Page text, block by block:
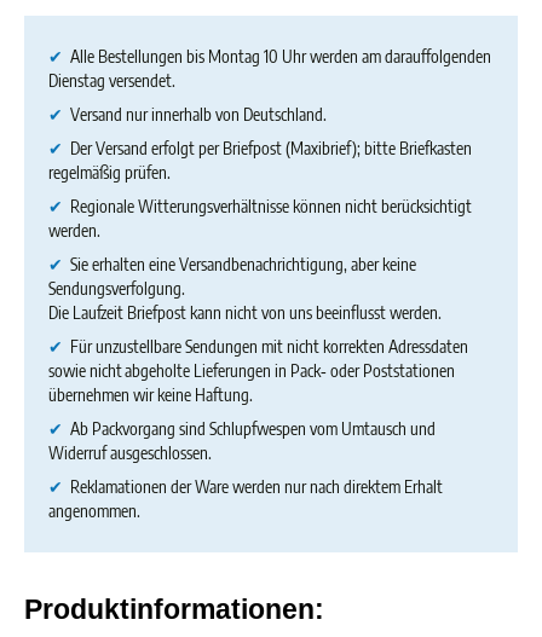
✔ Alle Bestellungen bis Montag 10 Uhr werden am darauffolgenden
Dienstag versendet.
✔ Versand nur innerhalb von Deutschland.
✔ Der Versand erfolgt per Briefpost (Maxibrief); bitte Briefkasten
regelmäßig prüfen.
✔ Regionale Witterungsverhältnisse können nicht berücksichtigt
werden.
✔ Sie erhalten eine Versandbenachrichtigung, aber keine
Sendungsverfolgung.
Die Laufzeit Briefpost kann nicht von uns beeinflusst werden.
✔ Für unzustellbare Sendungen mit nicht korrekten Adressdaten
sowie nicht abgeholte Lieferungen in Pack‑ oder Poststationen
übernehmen wir keine Haftung.
✔ Ab Packvorgang sind Schlupfwespen vom Umtausch und
Widerruf ausgeschlossen.
✔ Reklamationen der Ware werden nur nach direktem Erhalt
angenommen.
Produktinformationen: